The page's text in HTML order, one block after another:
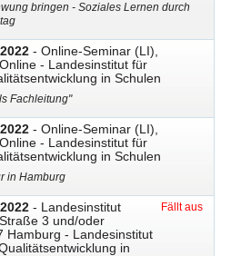
bringen - Soziales Lernen durch
- Online-Seminar (LI),
- Landesinstitut für
in Schulen
Fachleitung"
- Online-Seminar (LI),
- Landesinstitut für
in Schulen
in Hamburg
- Landesinstitut
3 und/oder
Hamburg - Landesinstitut
in
Fällt aus